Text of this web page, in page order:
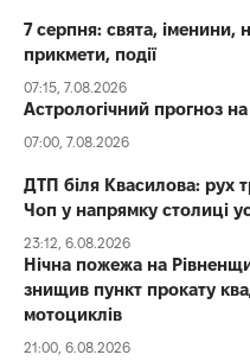
7 серпня: свята, іменини,
прикмети, події
07:15, 7.08.2026
Астрологічний прогноз
07:00, 7.08.2026
ДТП біля Квасилова: рух
Чоп у напрямку столиці
23:12, 6.08.2026
Нічна пожежа на
знищив пункт прокату
мотоциклів
21:00, 6.08.2026